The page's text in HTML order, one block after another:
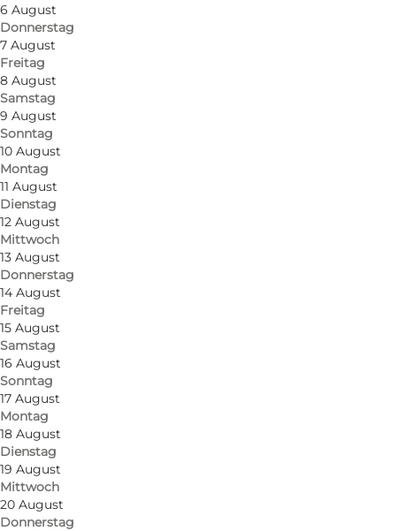
6 August
Donnerstag
7 August
Freitag
8 August
Samstag
9 August
Sonntag
10 August
Montag
11 August
Dienstag
12 August
Mittwoch
13 August
Donnerstag
14 August
Freitag
15 August
Samstag
16 August
Sonntag
17 August
Montag
18 August
Dienstag
19 August
Mittwoch
20 August
Donnerstag
Foto: Lasse Loendahl Henriksen